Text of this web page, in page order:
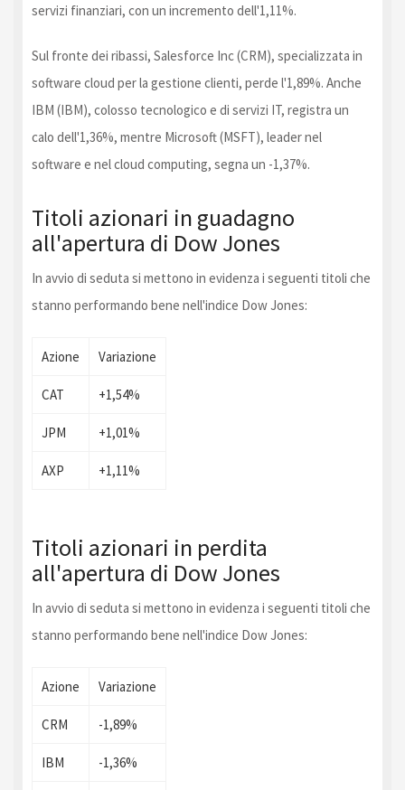
servizi finanziari, con un incremento dell'1,11%.
Sul fronte dei ribassi, Salesforce Inc (CRM), specializzata in
software cloud per la gestione clienti, perde l'1,89%. Anche
IBM (IBM), colosso tecnologico e di servizi IT, registra un
calo dell'1,36%, mentre Microsoft (MSFT), leader nel
software e nel cloud computing, segna un -1,37%.
Titoli azionari in guadagno
all'apertura di Dow Jones
In avvio di seduta si mettono in evidenza i seguenti titoli che
stanno performando bene nell'indice Dow Jones:
Azione Variazione
CAT +1,54%
JPM +1,01%
AXP +1,11%
Titoli azionari in perdita
all'apertura di Dow Jones
In avvio di seduta si mettono in evidenza i seguenti titoli che
stanno performando bene nell'indice Dow Jones:
Azione Variazione
CRM -1,89%
IBM -1,36%